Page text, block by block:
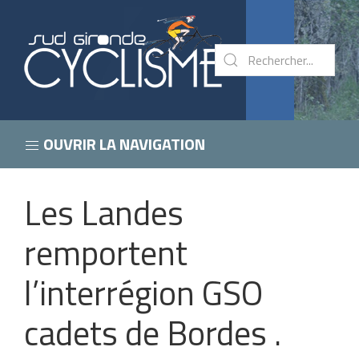
OUVRIR LA NAVIGATION
Les Landes
remportent
l’interrégion GSO
cadets de Bordes .